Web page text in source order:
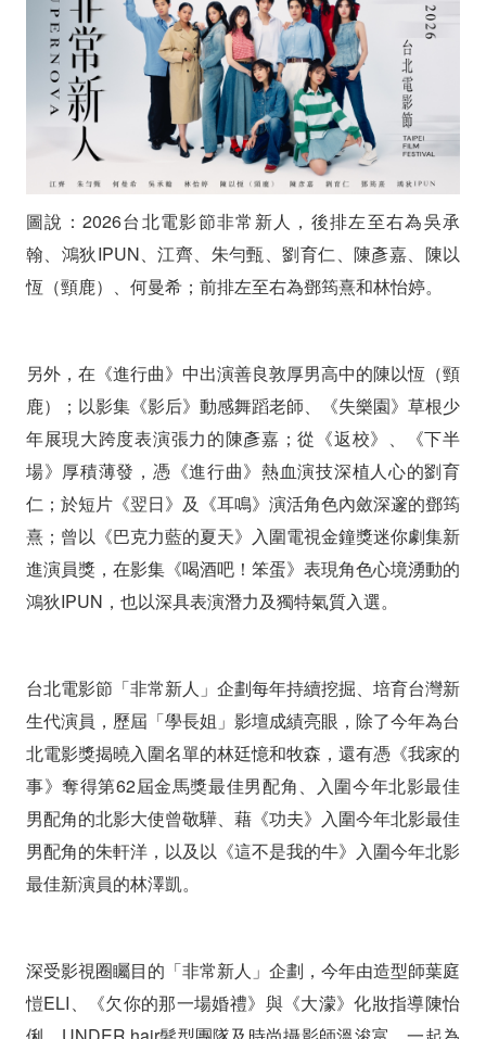
圖說：2026台北電影節非常新人，後排左至右為吳承
翰、鴻狄IPUN、江齊、朱勻甄、劉育仁、陳彥嘉、陳以
恆（頸鹿）、何曼希；前排左至右為鄧筠熹和林怡婷。
另外，在《進行曲》中出演善良敦厚男高中的陳以恆（頸
鹿）；以影集《影后》動感舞蹈老師、《失樂園》草根少
年展現大跨度表演張力的陳彥嘉；從《返校》、《下半
場》厚積薄發，憑《進行曲》熱血演技深植人心的劉育
仁；於短片《翌日》及《耳鳴》演活角色內斂深邃的鄧筠
熹；曾以《巴克力藍的夏天》入圍電視金鐘獎迷你劇集新
進演員獎，在影集《喝酒吧！笨蛋》表現角色心境湧動的
鴻狄IPUN，也以深具表演潛力及獨特氣質入選。
台北電影節「非常新人」企劃每年持續挖掘、培育台灣新
生代演員，歷屆「學長姐」影壇成績亮眼，除了今年為台
北電影獎揭曉入圍名單的林廷憶和牧森，還有憑《我家的
事》奪得第62屆金馬獎最佳男配角、入圍今年北影最佳
男配角的北影大使曾敬驊、藉《功夫》入圍今年北影最佳
男配角的朱軒洋，以及以《這不是我的牛》入圍今年北影
最佳新演員的林澤凱。
深受影視圈矚目的「非常新人」企劃，今年由造型師葉庭
愷ELI、《欠你的那一場婚禮》與《大濛》化妝指導陳怡